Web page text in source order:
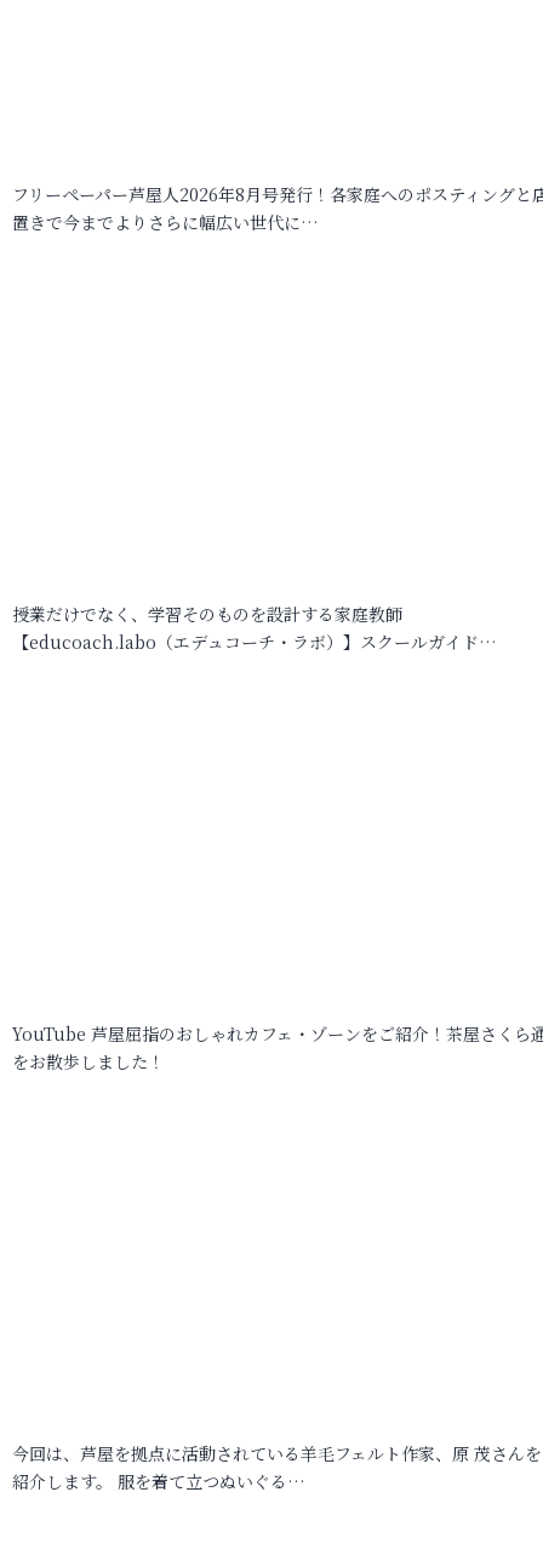
フリーペーパー芦屋人2026年8月号発行！各家庭へのポスティングと
置きで今までよりさらに幅広い世代に…
授業だけでなく、学習そのものを設計する家庭教師
【educoach.labo（エデュコーチ・ラボ）】スクールガイド…
YouTube 芦屋屈指のおしゃれカフェ・ゾーンをご紹介！茶屋さくら
をお散歩しました！
今回は、芦屋を拠点に活動されている羊毛フェルト作家、原 茂さん
紹介します。 服を着て立つぬいぐる…